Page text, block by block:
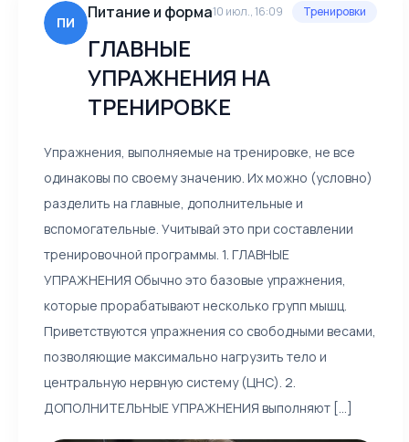
ПИ
Питание и форма10 июл., 16:09
ГЛАВНЫЕ
УПРАЖНЕНИЯ НА
ТРЕНИРОВКЕ
Тренировки
Упражнения, выполняемые на тренировке, не все
одинаковы по своему значению. Их можно (условно)
разделить на главные, дополнительные и
вспомогательные. Учитывай это при составлении
тренировочной программы. 1. ГЛАВНЫЕ
УПРАЖНЕНИЯ Обычно это базовые упражнения,
которые прорабатывают несколько групп мышц.
Приветствуются упражнения со свободными весами,
позволяющие максимально нагрузить тело и
центральную нервную систему (ЦНС). 2.
ДОПОЛНИТЕЛЬНЫЕ УПРАЖНЕНИЯ выполняют [...]